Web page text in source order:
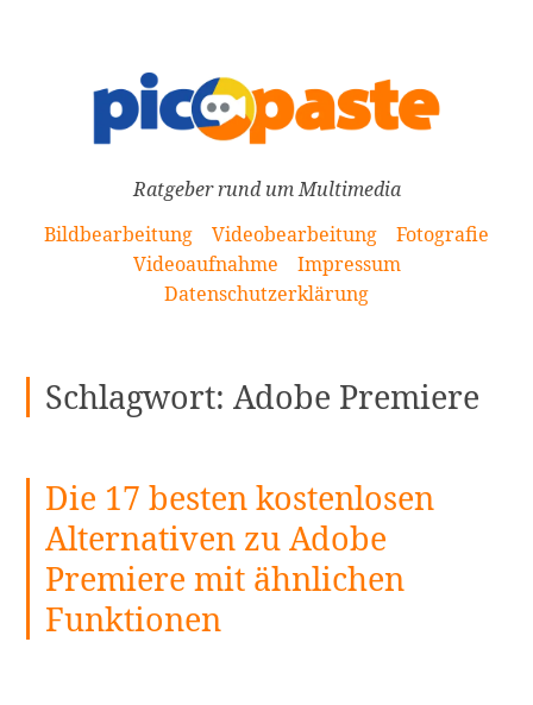
Ratgeber rund um Multimedia
Bildbearbeitung
Videobearbeitung
Fotografie
Videoaufnahme
Impressum
Datenschutzerklärung
Schlagwort:Adobe Premiere
Die 17 besten kostenlosen
Alternativen zu Adobe
Premiere mit ähnlichen
Funktionen